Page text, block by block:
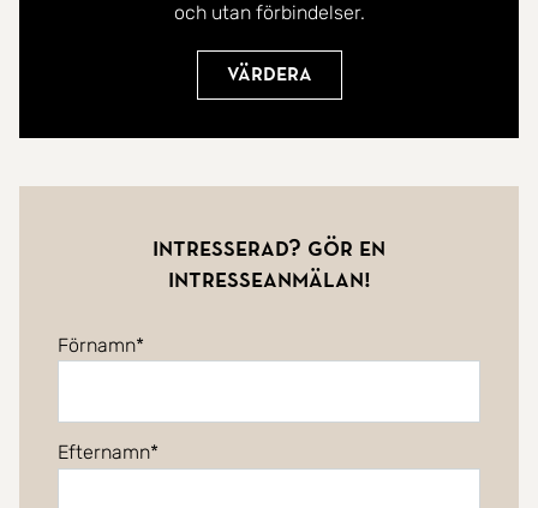
och utan förbindelser.
Värdera
Intresserad? Gör en
intresseanmälan!
Förnamn
Efternamn